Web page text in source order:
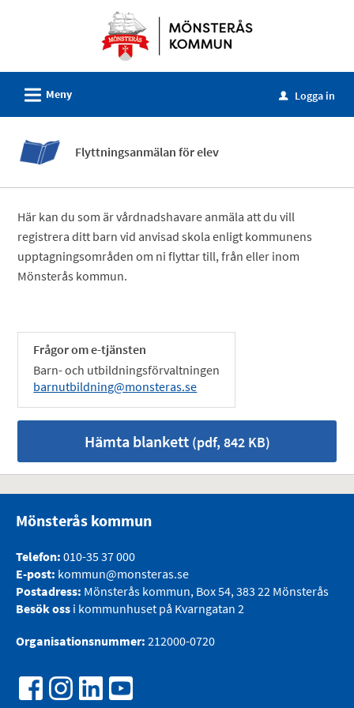
tjänster
Mönsterås
kommun
L Meny u Logga in
Flyttningsanmälan för elev
Här kan du som är vårdnadshavare anmäla att du vill
registrera ditt barn vid anvisad skola enligt kommunens
upptagningsområden om ni flyttar till, från eller inom
Mönsterås kommun.
Frågor om e-tjänsten
Barn- och utbildningsförvaltningen
barnutbildning@monsteras.se
Hämta blankett(pdf, 842 KB)
Mönsterås kommun
Telefon: 010-35 37 000
E-post: kommun@monsteras.se
Postadress: Mönsterås kommun, Box 54, 383 22 Mönsterås
Besök oss i kommunhuset på Kvarngatan 2
Organisationsnummer: 212000-0720